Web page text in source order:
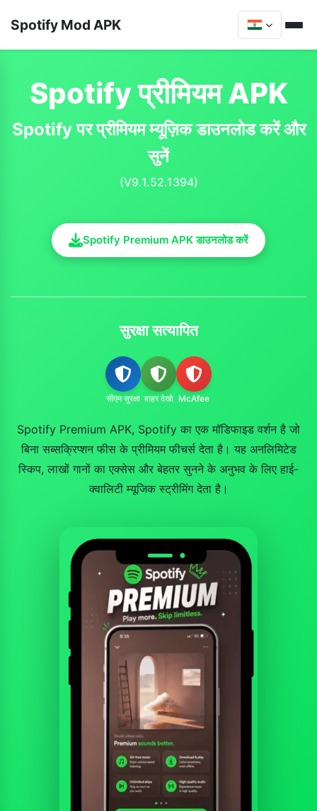
Spotify Mod APK
Spotify प्रीमियम APK
Spotify पर प्रीमियम म्यूज़िक डाउनलोड करें और
सुनें
(V9.1.52.1394)
Spotify Premium APK डाउनलोड करें
सुरक्षा सत्यापित
सीएम सुरक्षा बाहर देखो McAfee
Spotify Premium APK, Spotify का एक मॉडिफाइड वर्शन है जो
बिना सब्सक्रिप्शन फीस के प्रीमियम फीचर्स देता है। यह अनलिमिटेड
स्किप, लाखों गानों का एक्सेस और बेहतर सुनने के अनुभव के लिए हाई-
क्वालिटी म्यूजिक स्ट्रीमिंग देता है।